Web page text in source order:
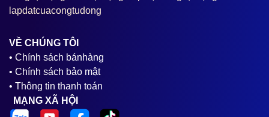
lapdatcuacongtudong
VỀ CHÚNG TÔI
• Chính sách bánhàng
• Chính sách bảo mật
• Thông tin thanh toán
MẠNG XÃ HỘI